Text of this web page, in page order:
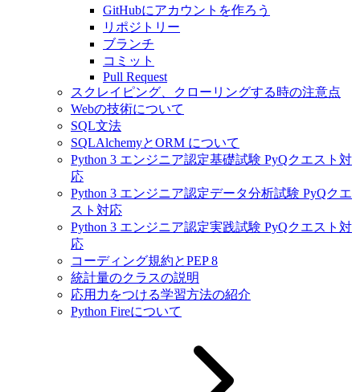
GitHubにアカウントを作ろう
リポジトリー
ブランチ
コミット
Pull Request
スクレイピング、クローリングする時の注意点
Webの技術について
SQL文法
SQLAlchemyとORM について
Python 3 エンジニア認定基礎試験 PyQクエスト対
応
Python 3 エンジニア認定データ分析試験 PyQクエ
スト対応
Python 3 エンジニア認定実践試験 PyQクエスト対
応
コーディング規約とPEP 8
統計量のクラスの説明
応用力をつける学習方法の紹介
Python Fireについて